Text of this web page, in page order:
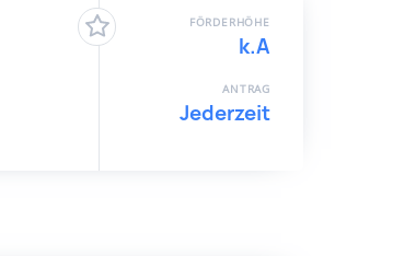
FÖRDERHÖHE
k.A
ANTRAG
Jederzeit